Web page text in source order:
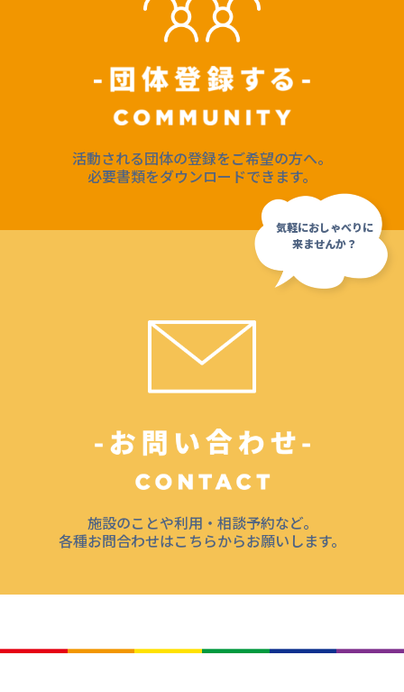
活動される団体の登録をご希望の方へ。
必要書類をダウンロードできます。
施設のことや利用・相談予約など。
各種お問合わせはこちらからお願いします。